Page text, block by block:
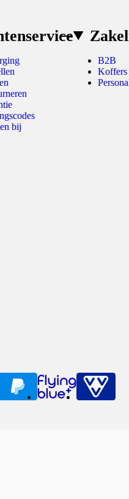
PayPal Flying BlueVVV
bij
B2B
Koffers